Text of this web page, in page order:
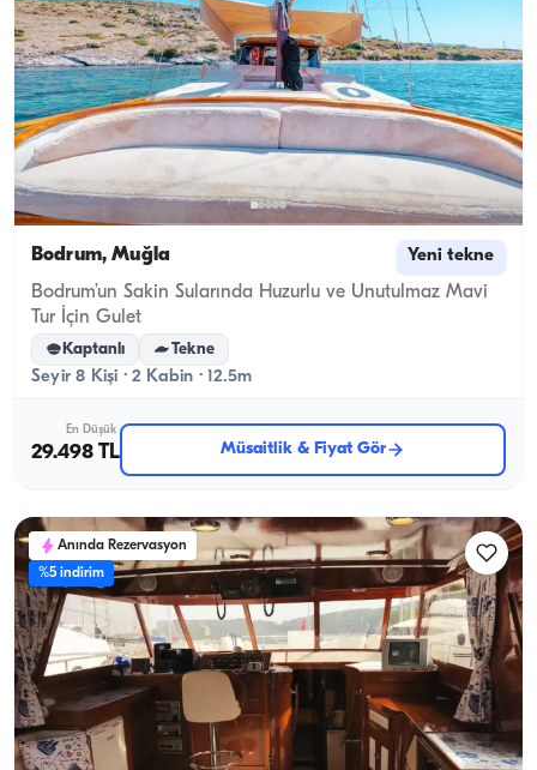
Bodrum, Muğla Yeni tekne
Bodrum’un Sakin Sularında Huzurlu ve Unutulmaz Mavi
Tur İçin Gulet
Kaptanlı Tekne
Seyir 8 Kişi · 2 Kabin · 12.5m
En Düşük
29.498 TL Müsaitlik & Fiyat Gör
Anında Rezervasyon
%5 indirim